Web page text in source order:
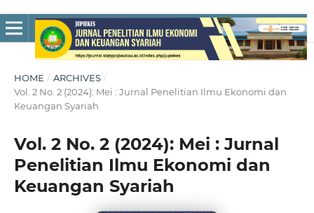
HOME / ARCHIVES /
Vol. 2 No. 2 (2024): Mei : Jurnal Penelitian Ilmu Ekonomi dan
Keuangan Syariah
Vol. 2 No. 2 (2024): Mei : Jurnal
Penelitian Ilmu Ekonomi dan
Keuangan Syariah